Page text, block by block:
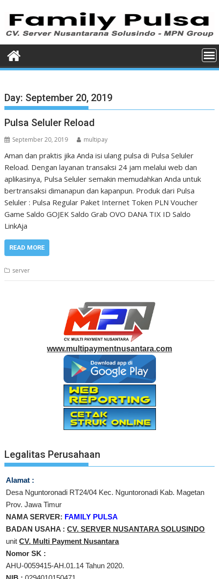
content
Day: September 20, 2019
Pulsa Seluler Reload
September 20, 2019 multipay
Aman dan praktis jika Anda isi ulang pulsa di Pulsa Seluler
Reload. Dengan layanan transaksi 24 jam melalui web dan
aplikasinya, Pulsa Seluler semakin memudahkan Anda untuk
bertransaksi dimanapun dan kapanpun. Produk dari Pulsa
Seluler : Pulsa Regular Paket Internet Token PLN Voucher
Game Saldo GOJEK Saldo Grab OVO DANA TIX ID Saldo
LinkAja
READ MORE
server
www.multipaymentnusantara.com
Legalitas Perusahaan
Alamat :
Desa Nguntoronadi RT24/04 Kec. Nguntoronadi Kab. Magetan
Prov. Jawa Timur
NAMA SERVER: FAMILY PULSA
BADAN USAHA :CV. SERVER NUSANTARA SOLUSINDO
unitCV. Multi Payment Nusantara
Nomor SK :
AHU-0059415-AH.01.14 Tahun 2020.